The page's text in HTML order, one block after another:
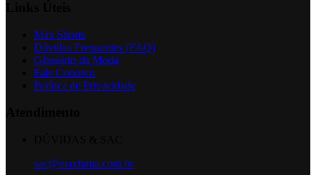
Max Shorts
Dúvidas Frequentes (FAQ)
Glossário da Moda
Fale Conosco
Política de Privacidade
sac@maxfama.com.br